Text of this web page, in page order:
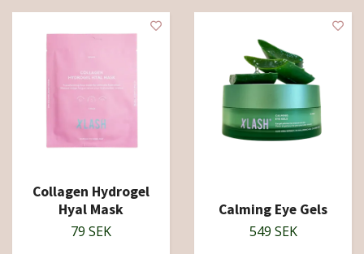
Collagen Hydrogel
Hyal Mask
79 SEK
Calming Eye Gels
549 SEK